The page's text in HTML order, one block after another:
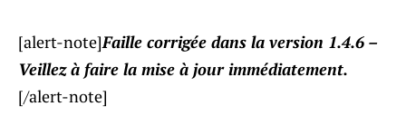
[alert-note]Faille corrigée dans la version 1.4.6 –
Veillez à faire la mise à jour immédiatement.
[/alert-note]